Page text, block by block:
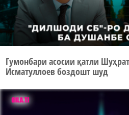
Гумонбари асосии қатли Шуҳрат
Исматуллоев боздошт шуд